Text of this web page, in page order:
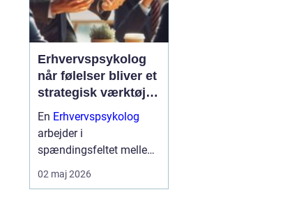
Erhvervspsykolog
når følelser bliver et
strategisk værktøj i
arbejdslivet
En Erhvervspsykolog
arbejder i
spændingsfeltet mellem
mennesker og forretning.
Fokus er ikke kun på
02 maj 2026